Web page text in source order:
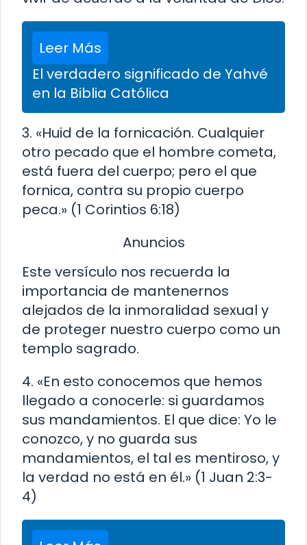
Leer Más
El verdadero significado de Yahvé
en la Biblia Católica
3. «Huid de la fornicación. Cualquier
otro pecado que el hombre cometa,
está fuera del cuerpo; pero el que
fornica, contra su propio cuerpo
peca.» (1 Corintios 6:18)
Anuncios
Este versículo nos recuerda la
importancia de mantenernos
alejados de la inmoralidad sexual y
de proteger nuestro cuerpo como un
templo sagrado.
4. «En esto conocemos que hemos
llegado a conocerle: si guardamos
sus mandamientos. El que dice: Yo le
conozco, y no guarda sus
mandamientos, el tal es mentiroso, y
la verdad no está en él.» (1 Juan 2:3-
4)